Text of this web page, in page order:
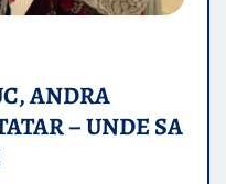
ANDRA
– UNDE SA